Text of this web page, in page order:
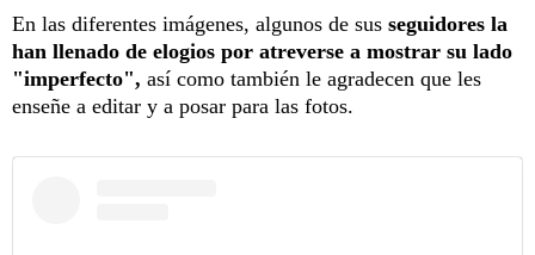
En las diferentes imágenes, algunos de sus seguidores la
han llenado de elogios por atreverse a mostrar su lado
"imperfecto", así como también le agradecen que les
enseñe a editar y a posar para las fotos.